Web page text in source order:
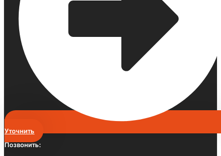
Уточнить
Позвонить: